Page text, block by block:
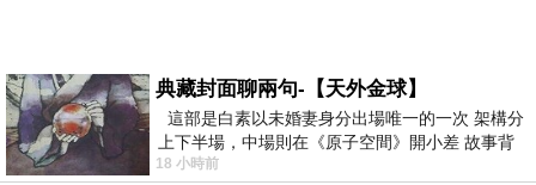
典藏封面聊兩句-【天外金球】
這部是白素以未婚妻身分出場唯一的一次 架構分
上下半場，中場則在《原子空間》開小差 故事背
景影射西藏境外流亡 地下組織
18 小時前